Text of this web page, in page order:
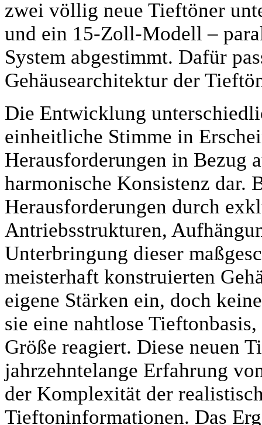
zwei völlig neue Tieftöner
und ein 15-Zoll-Modell –
System abgestimmt. Dafür
Gehäusearchitektur der
Die Entwicklung
einheitliche Stimme in
Herausforderungen in Bezug
harmonische Konsistenz dar.
Herausforderungen durch
Antriebsstrukturen,
Unterbringung dieser
meisterhaft konstruierten
eigene Stärken ein, doch
sie eine nahtlose
Größe reagiert. Diese neuen
jahrzehntelange Erfahrung
der Komplexität der
Tieftoninformationen. Das